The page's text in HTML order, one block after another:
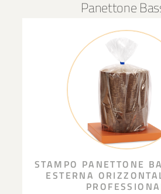
Panettone
STAMPO PANETTONE
ESTERNA